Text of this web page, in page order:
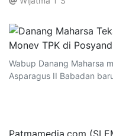
Wabup Danang Maharsa
Asparagus II Babadan